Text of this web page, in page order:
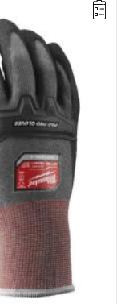
promocji.